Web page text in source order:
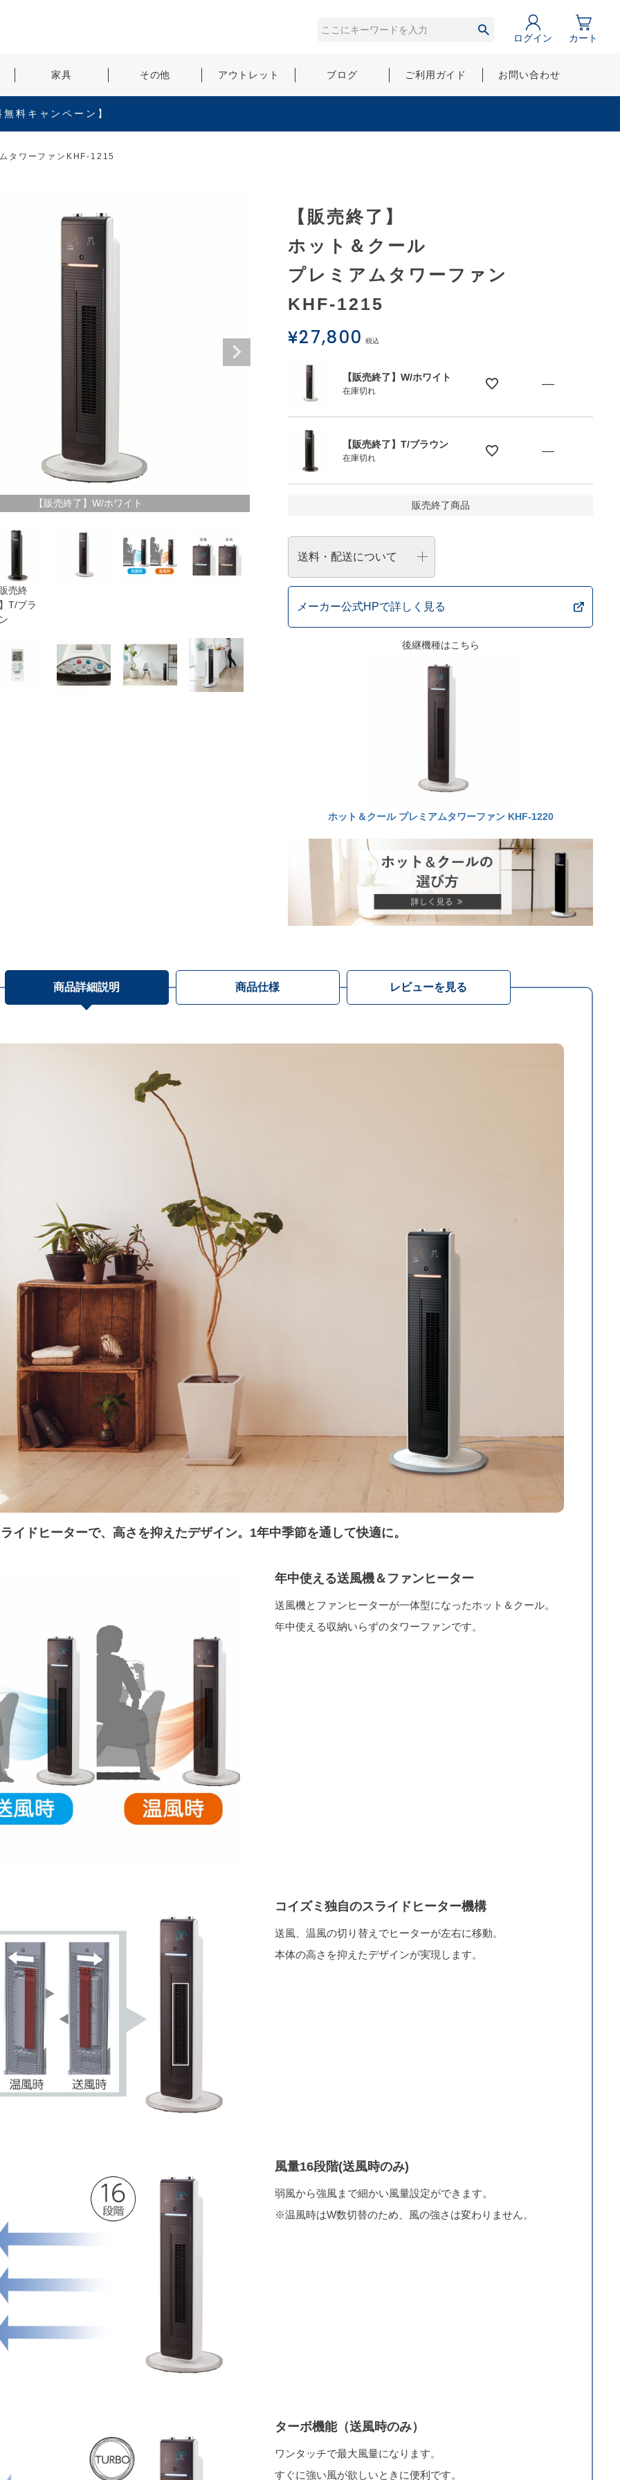
ログイン カート
家具 その他 アウトレット ブログ ご利用ガイド お問い合わせ
料キャンペーン】
タワーファンKHF-1215
【販売終了】W/ホワイト 【販売終了】T/ブラウン
売終
T/ブラ
【販売終了】
ホット＆クール
プレミアムタワーファン
KHF-1215
¥27,800 税込
【販売終了】W/ホワイト
在庫切れ
—
【販売終了】T/ブラウン
在庫切れ
—
販売終了商品
送料・配送について
メーカー公式HPで詳しく見る
後継機種はこちら
ホット＆クール プレミアムタワーファン KHF-1220
商品詳細説明
イドヒーターで、高さを抑えたデザイン。1年中季節を通して快適に。
年中使える送風機＆ファンヒーター
送風機とファンヒーターが一体型になったホット＆クール。
年中使える収納いらずのタワーファンです。
コイズミ独自のスライドヒーター機構
送風、温風の切り替えでヒーターが左右に移動。
本体の高さを抑えたデザインが実現します。
風量16段階(送風時のみ)
弱風から強風まで細かい風量設定ができます。
※温風時はW数切替のため、風の強さは変わりません。
ターボ機能（送風時のみ）
ワンタッチで最大風量になります。
すぐに強い風が欲しいときに便利です。
商品仕様 レビューを見る